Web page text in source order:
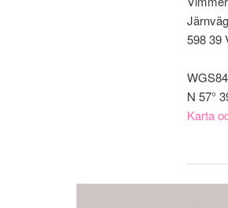
598 39
N 57°
Karta